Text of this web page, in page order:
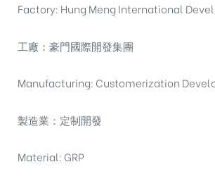
Factory: Hung Meng International
工廠：豪門國際開發集團
Manufacturing: Customerization
製造業：定制開發
Material: GRP